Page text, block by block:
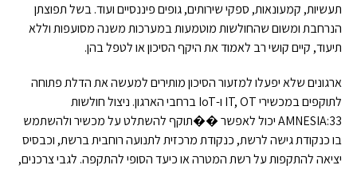
תעשיות, קמעונאות, ספקי שירותים, גופים פיננסיים ועוד. בשל תפוצתן
הנרחבת ומשום שהחולשות מוטמעות במערכות משנה מסועפות וללא
תיעוד, קיים קושי רב לאמוד את היקף הסיכון או לטפל בהן.
ארגונים שלא יפעלו למזעור הסיכון מותירים למעשה את הדלת פתוחה
לתוקפים במכשירי IT, OT ו-IoT ברחבי הארגון. ניצול חולשות
AMNESIA:33 יכול לאפשר ��תוקף להשתלט על מכשיר ולהשתמש
בו כנקודת גישה לרשת, כנקודת מרכזית לתנועה רוחבית ברשת, וכבסיס
יציאה להתקפות על רשת המטרה או כיעד הסופי להתקפה. לגבי צרכנים,